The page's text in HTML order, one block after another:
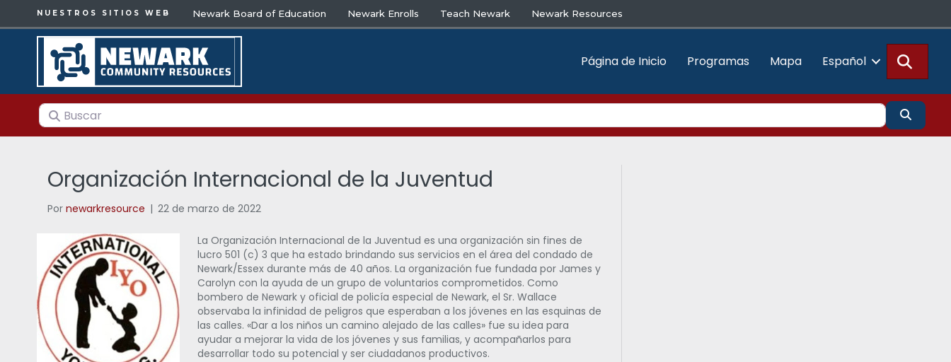
NUESTROS SITIOS WEB Newark Board of Education Newark Enrolls Teach Newark Newark Resources
Página de Inicio Programas Mapa Español
Buscar Buscar
Organización Internacional de la Juventud
Pornewarkresource | 22 de marzo de 2022
La Organización Internacional de la Juventud es una organización sin fines de
lucro 501 (c) 3 que ha estado brindando sus servicios en el área del condado de
Newark/Essex durante más de 40 años. La organización fue fundada por James y
Carolyn con la ayuda de un grupo de voluntarios comprometidos. Como
bombero de Newark y oficial de policía especial de Newark, el Sr. Wallace
observaba la infinidad de peligros que esperaban a los jóvenes en las esquinas de
las calles. «Dar a los niños un camino alejado de las calles» fue su idea para
ayudar a mejorar la vida de los jóvenes y sus familias, y acompañarlos para
desarrollar todo su potencial y ser ciudadanos productivos.